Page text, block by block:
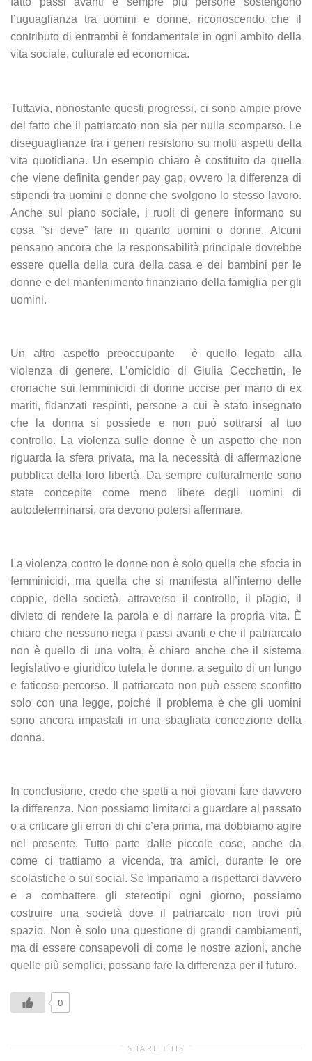
l’uguaglianza tra uomini e donne, riconoscendo che il
contributo di entrambi è fondamentale in ogni ambito della
vita sociale, culturale ed economica.
Tuttavia, nonostante questi progressi, ci sono ampie prove
del fatto che il patriarcato non sia per nulla scomparso. Le
diseguaglianze tra i generi resistono su molti aspetti della
vita quotidiana. Un esempio chiaro è costituito da quella
che viene definita gender pay gap, ovvero la differenza di
stipendi tra uomini e donne che svolgono lo stesso lavoro.
Anche sul piano sociale, i ruoli di genere informano su
cosa “si deve” fare in quanto uomini o donne. Alcuni
pensano ancora che la responsabilità principale dovrebbe
essere quella della cura della casa e dei bambini per le
donne e del mantenimento finanziario della famiglia per gli
uomini.
Un altro aspetto preoccupante
è quello legato alla
violenza di genere. L’omicidio di Giulia Cecchettin, le
cronache sui femminicidi di donne uccise per mano di ex
mariti, fidanzati respinti, persone a cui è stato insegnato
che la donna si possiede e non può sottrarsi al tuo
controllo. La violenza sulle donne è un aspetto che non
riguarda la sfera privata, ma la necessità di affermazione
pubblica della loro libertà. Da sempre culturalmente sono
state concepite come meno libere degli uomini di
autodeterminarsi, ora devono potersi affermare.
La violenza contro le donne non è solo quella che sfocia in
femminicidi, ma quella che si manifesta all’interno delle
coppie, della società, attraverso il controllo, il plagio, il
divieto di rendere la parola e di narrare la propria vita. È
chiaro che nessuno nega i passi avanti e che il patriarcato
non è quello di una volta, è chiaro anche che il sistema
legislativo e giuridico tutela le donne, a seguito di un lungo
e faticoso percorso. Il patriarcato non può essere sconfitto
solo con una legge, poiché il problema è che gli uomini
sono ancora impastati in una sbagliata concezione della
donna.
In conclusione, credo che spetti a noi giovani fare davvero
la differenza. Non possiamo limitarci a guardare al passato
o a criticare gli errori di chi c’era prima, ma dobbiamo agire
nel presente. Tutto parte dalle piccole cose, anche da
come ci trattiamo a vicenda, tra amici, durante le ore
scolastiche o sui social. Se impariamo a rispettarci davvero
e a combattere gli stereotipi ogni giorno, possiamo
costruire una società dove il patriarcato non trovi più
spazio. Non è solo una questione di grandi cambiamenti,
ma di essere consapevoli di come le nostre azioni, anche
quelle più semplici, possano fare la differenza per il futuro.
0
SHARE THIS